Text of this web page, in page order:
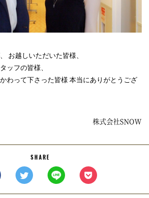
お越しいただいた皆様、
ッフの皆様、
わって下さった皆様 本当にありがとうござ
株式会社SNOW
SHARE